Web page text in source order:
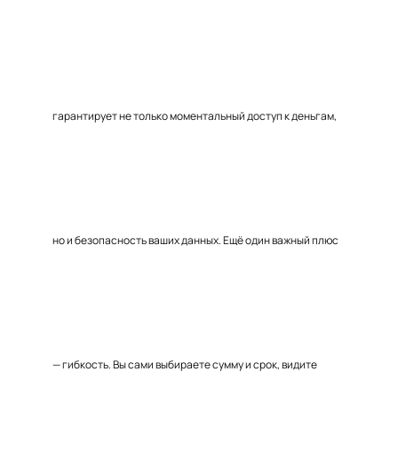
гарантирует не только моментальный доступ к деньгам,
но и безопасность ваших данных. Ещё один важный плюс
— гибкость. Вы сами выбираете сумму и срок, видите